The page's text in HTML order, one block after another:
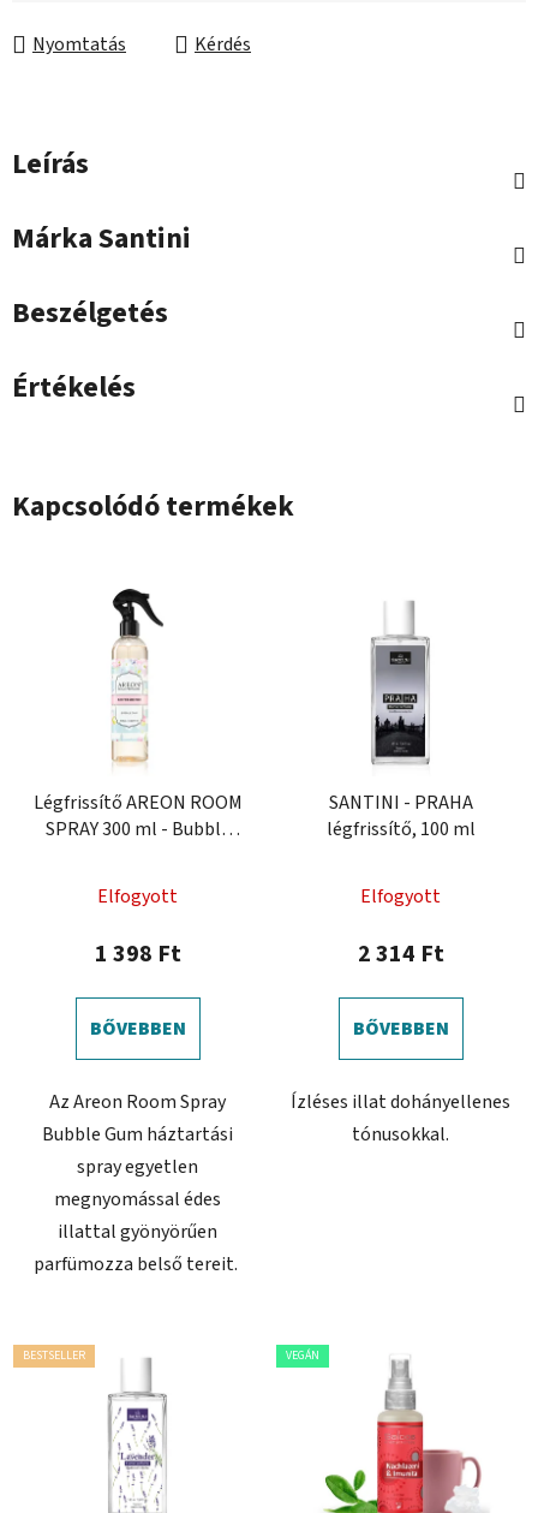
Nyomtatás Kérdés
Leírás
MárkaSantini
Beszélgetés
Értékelés
Kapcsolódó termékek
Légfrissítő AREON ROOM
SPRAY 300 ml - Bubble
Elfogyott
1 398 Ft
BŐVEBBEN
Az Areon Room Spray
Bubble Gum háztartási
spray egyetlen
megnyomással édes
illattal gyönyörűen
parfümozza belső tereit.
SANTINI - PRAHA
légfrissítő, 100 ml
Elfogyott
2 314 Ft
BŐVEBBEN
Ízléses illat dohányellenes
tónusokkal.
BESTSELLER VEGÁN